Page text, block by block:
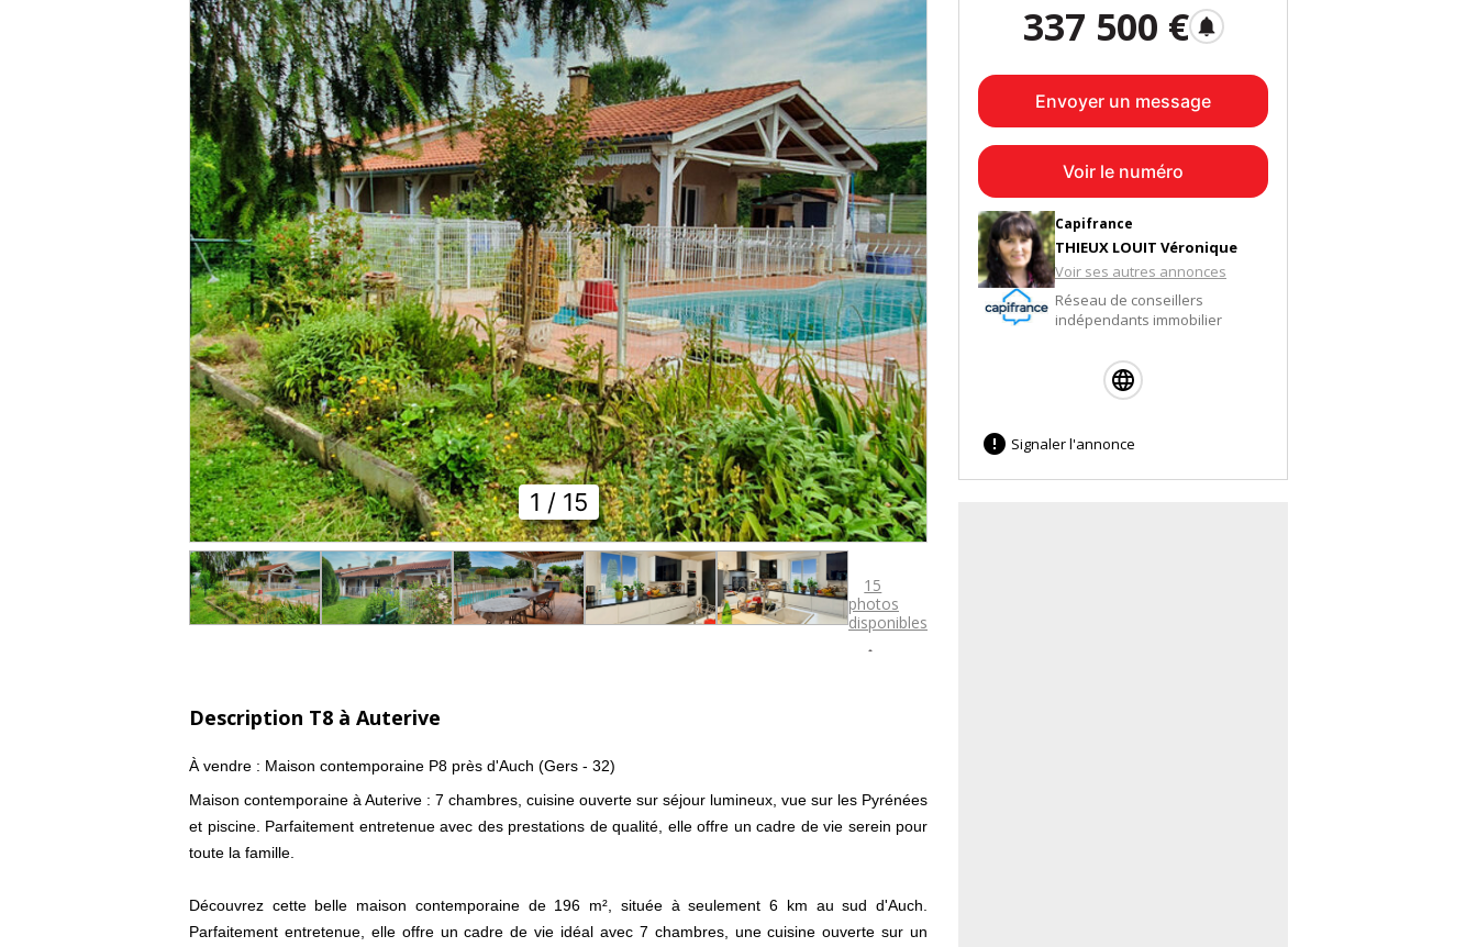
1 / 15
15
photos
disponibles

Description T8 à Auterive
À vendre : Maison contemporaine P8 près d'Auch (Gers - 32)
Maison contemporaine à Auterive : 7 chambres, cuisine ouverte sur séjour lumineux, vue sur les Pyrénées
et piscine. Parfaitement entretenue avec des prestations de qualité, elle offre un cadre de vie serein pour
toute la famille.
Découvrez cette belle maison contemporaine de 196 m², située à seulement 6 km au sud d'Auch.
Parfaitement entretenue, elle offre un cadre de vie idéal avec 7 chambres, une cuisine ouverte sur un
337 500 € notifications
Envoyer un message
Voir le numéro
Capifrance
THIEUX LOUIT Véronique
Voir ses autres annonces
Réseau de conseillers
indépendants immobilier
 Signaler l'annonce